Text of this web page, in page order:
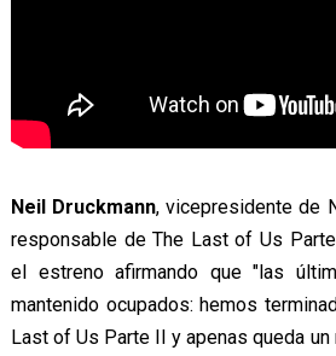
Neil Druckmann, vicepresidente de
responsable de The Last of Us
el estreno afirmando que "las
mantenido ocupados: hemos
Last of Us Parte II y apenas queda